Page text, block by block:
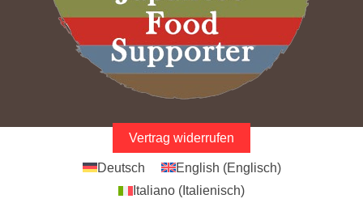
Vertrag widerrufen
Deutsch English (Englisch)
Italiano ( Italienisch)